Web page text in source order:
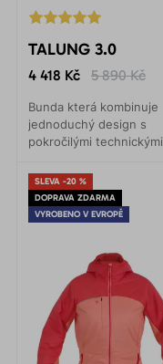
TALUNG 3.0
4 418 Kč 5 890 Kč
Bunda která kombinuje
jednoduchý design s
pokročilými technickými
ochrání před deštěm,
větrem i chladem.
SLEVA -20 %
DOPRAVA ZDARMA
VYROBENO V EVROPĚ